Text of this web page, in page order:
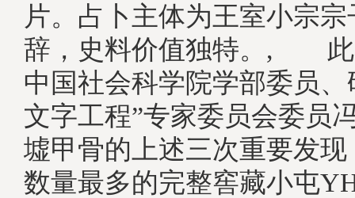
片。占卜主体为王室小宗
辞，史料价值独特。, 此
中国社会科学院学部委员、
文字工程”专家委员会委员
墟甲骨的上述三次重要发
数量最多的完整窖藏小屯